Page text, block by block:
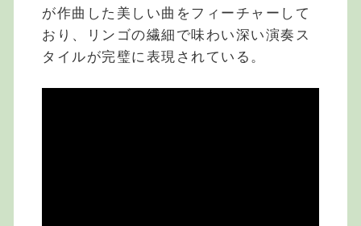
が作曲した美しい曲をフィーチャーして
おり、リンゴの繊細で味わい深い演奏ス
タイルが完璧に表現されている。